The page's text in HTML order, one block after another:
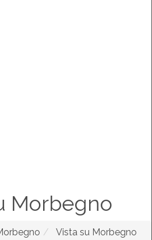
Morbegno
Vista su Morbegno